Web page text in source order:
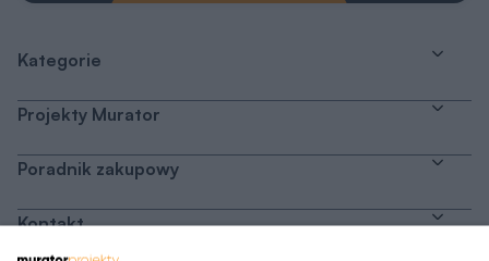
Kategorie
Projekty Murator
Poradnik zakupowy
Kontakt